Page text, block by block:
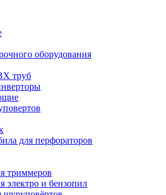
оборудования
труб
для перфораторов
триммеров
электро и бензопил